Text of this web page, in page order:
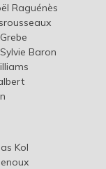
Raguénès
Baron
Kol